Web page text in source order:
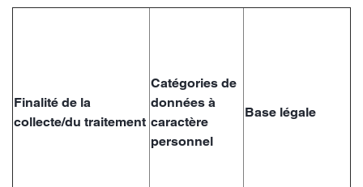
Finalité de la
collecte/du traitement
Catégories de
données à
caractère
personnel
Base légale